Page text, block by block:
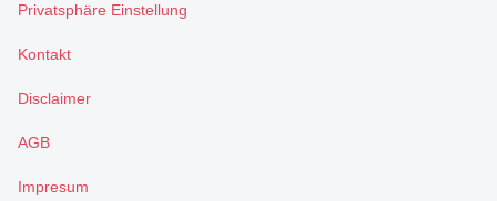
Privatsphäre Einstellung
Kontakt
Disclaimer
AGB
Impresum